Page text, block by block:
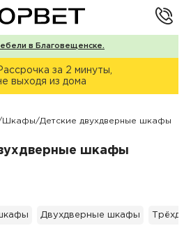
в Благовещенске.
за 2 минуты,
выходя из дома
Шкафы/Детские двухдверные шкафы
шкафы
Двухдверные шкафы